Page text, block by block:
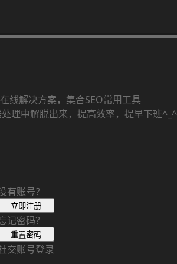
线解决方案，集合SEO常用工具
理中解脱出来，提高效率，提早下班^_^
有账号？
立即注册
记密码？
重置密码
交账号登录